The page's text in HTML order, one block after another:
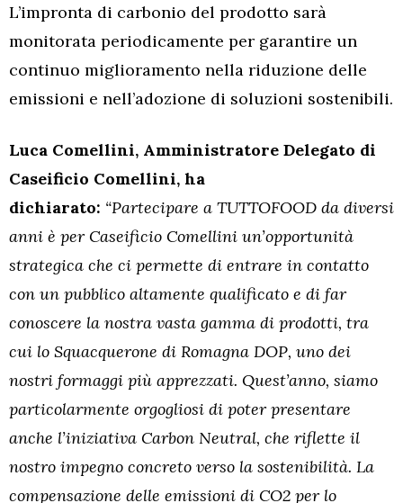
L’impronta di carbonio del prodotto sarà
monitorata periodicamente per garantire un
continuo miglioramento nella riduzione delle
emissioni e nell’adozione di soluzioni sostenibili.
Luca Comellini, Amministratore Delegato di
Caseificio Comellini, ha
dichiarato: “Partecipare a TUTTOFOOD da diversi
anni è per Caseificio Comellini un’opportunità
strategica che ci permette di entrare in contatto
con un pubblico altamente qualificato e di far
conoscere la nostra vasta gamma di prodotti, tra
cui lo Squacquerone di Romagna DOP, uno dei
nostri formaggi più apprezzati. Quest’anno, siamo
particolarmente orgogliosi di poter presentare
anche l’iniziativa Carbon Neutral, che riflette il
nostro impegno concreto verso la sostenibilità. La
compensazione delle emissioni di CO2 per lo